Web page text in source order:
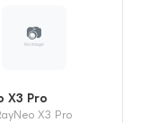
X3 Pro
X3 Pro